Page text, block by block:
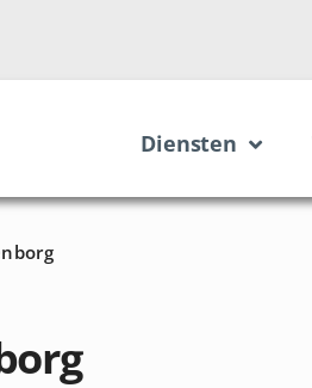
Diensten